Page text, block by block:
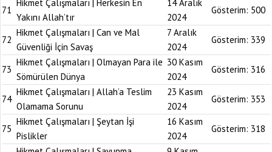
71
Hikmet Çalışmaları | Herkesin En
Yakını Allah’tır
14 Aralık
2024
Gösterim: 500
72
Hikmet Çalışmaları | Can ve Mal
Güvenliği İçin Savaş
7 Aralık
2024
Gösterim: 339
73
Hikmet Çalışmaları | Olmayan Para ile
Sömürülen Dünya
30 Kasım
2024
Gösterim: 316
74
Hikmet Çalışmaları | Allah’a Teslim
Olamama Sorunu
23 Kasım
2024
Gösterim: 353
75
Hikmet Çalışmaları | Şeytan İşi
Pislikler
16 Kasım
2024
Gösterim: 318